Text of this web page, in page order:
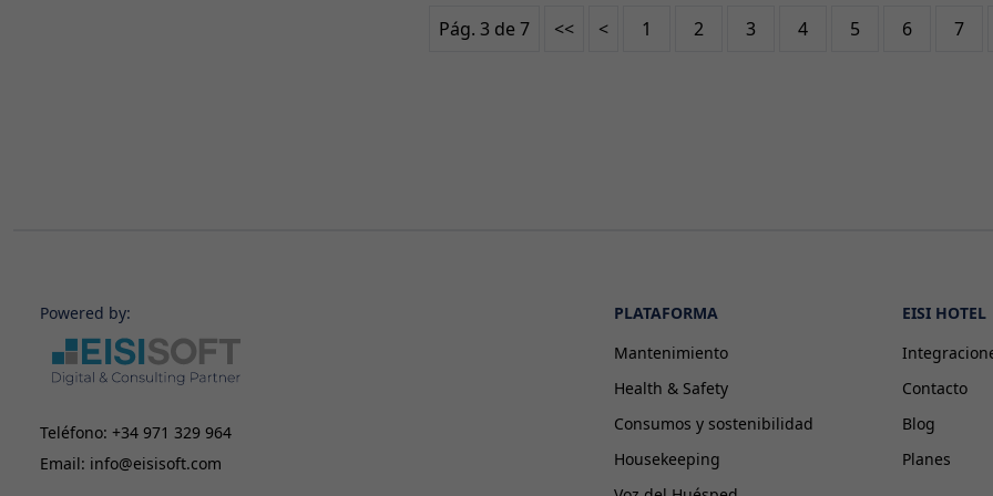
Pág. 3 de 7 << < 1 2 3 4 5 6 7
Powered by:
Teléfono: +34 971 329 964
Email: info@eisisoft.com
PLATAFORMA
Mantenimiento
Health & Safety
Consumos y sostenibilidad
Housekeeping
EISI HOTEL
Contacto
Blog
Planes